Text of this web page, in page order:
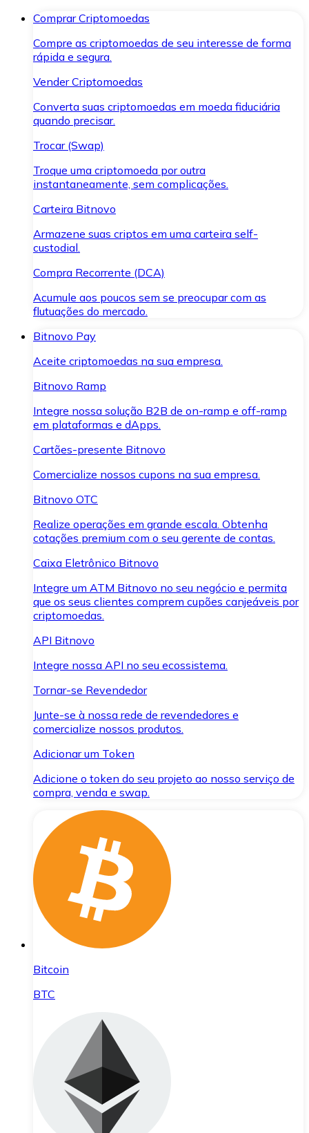
Comprar Criptomoedas
Compre as criptomoedas de seu interesse de forma
rápida e segura.
Vender Criptomoedas
Converta suas criptomoedas em moeda fiduciária
quando precisar.
Trocar (Swap)
Troque uma criptomoeda por outra
instantaneamente, sem complicações.
Carteira Bitnovo
Armazene suas criptos em uma carteira self-
custodial.
Compra Recorrente (DCA)
Acumule aos poucos sem se preocupar com as
flutuações do mercado.
Bitnovo Pay
Aceite criptomoedas na sua empresa.
Bitnovo Ramp
Integre nossa solução B2B de on-ramp e off-ramp
em plataformas e dApps.
Cartões-presente Bitnovo
Comercialize nossos cupons na sua empresa.
Bitnovo OTC
Realize operações em grande escala. Obtenha
cotações premium com o seu gerente de contas.
Caixa Eletrônico Bitnovo
Integre um ATM Bitnovo no seu negócio e permita
que os seus clientes comprem cupões canjeáveis por
criptomoedas.
API Bitnovo
Integre nossa API no seu ecossistema.
Tornar-se Revendedor
Junte-se à nossa rede de revendedores e
comercialize nossos produtos.
Adicionar um Token
Adicione o token do seu projeto ao nosso serviço de
compra, venda e swap.
Bitcoin
BTC